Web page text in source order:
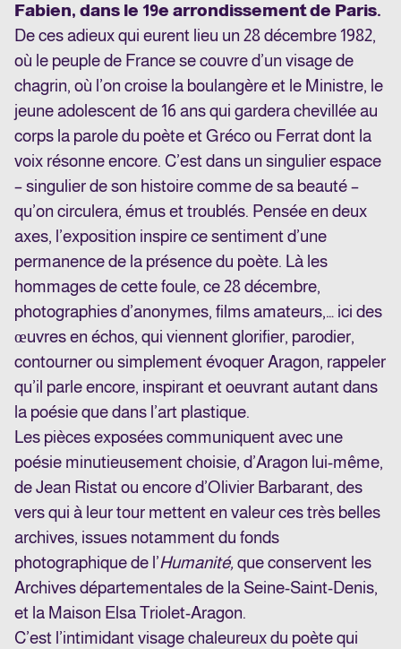
Fabien, dans le 19e arrondissement de Paris.
De ces adieux qui eurent lieu un 28 décembre 1982,
où le peuple de France se couvre d’un visage de
chagrin, où l’on croise la boulangère et le Ministre, le
jeune adolescent de 16 ans qui gardera chevillée au
corps la parole du poète et Gréco ou Ferrat dont la
voix résonne encore. C’est dans un singulier espace
– singulier de son histoire comme de sa beauté –
qu’on circulera, émus et troublés. Pensée en deux
axes, l’exposition inspire ce sentiment d’une
permanence de la présence du poète. Là les
hommages de cette foule, ce 28 décembre,
photographies d’anonymes, films amateurs,… ici des
œuvres en échos, qui viennent glorifier, parodier,
contourner ou simplement évoquer Aragon, rappeler
qu’il parle encore, inspirant et oeuvrant autant dans
la poésie que dans l’art plastique.
Les pièces exposées communiquent avec une
poésie minutieusement choisie, d’Aragon lui-même,
de Jean Ristat ou encore d’Olivier Barbarant, des
vers qui à leur tour mettent en valeur ces très belles
archives, issues notamment du fonds
photographique de l’Humanité,que conservent les
Archives départementales de la Seine-Saint-Denis,
et la Maison Elsa Triolet-Aragon.
C’est l’intimidant visage chaleureux du poète qui